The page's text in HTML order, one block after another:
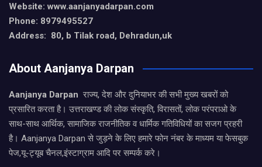
Website: www.aanjanyadarpan.com
Phone: 8979495527
Address: 80, b Tilak road, Dehradun,uk
About Aanjanya Darpan
Aanjanya Darpan राज्य, देश और दुनियाभर की सभी मुख्य खबरों को
प्रसारित करता है। उत्तराखण्ड की लोक संस्कृति, विरासतों, लोक परंपराओ के
साथ-साथ आर्थिक, सामाजिक राजनीतिक व धार्मिक गतिविधियों का सजग प्रहरी
है। Aanjanya Darpan से जुड़ने के लिए हमारे फोन नंबर के माध्यम या फेसबुक
पेज,यू-ट्यूब चैनल,इंस्टाग्राम आदि पर सम्पर्क करे।